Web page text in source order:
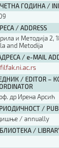
ГОДИНА /
/ ADDRESS
и Методија 2,
and Metodija
/ e-MAIL
/ EDITOR –
др Ирена Арсић
/
/ annually
/